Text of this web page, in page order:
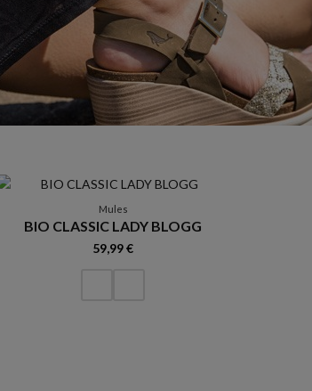
Mules
BIO CLASSIC LADY BLOGG
59,99 €